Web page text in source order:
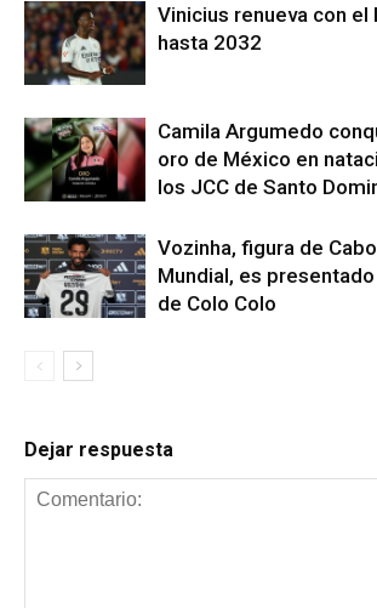
Vinicius renueva con el
hasta 2032
Camila Argumedo
oro de México en
los JCC de Santo
Vozinha, figura de
Mundial, es
de Colo Colo
Dejar respuesta